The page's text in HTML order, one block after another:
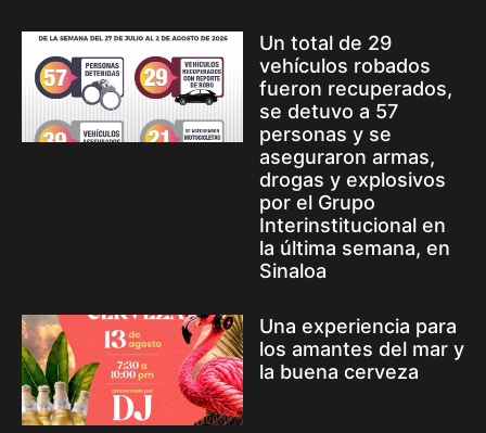
Un total de 29
vehículos robados
fueron recuperados,
se detuvo a 57
personas y se
aseguraron armas,
drogas y explosivos
por el Grupo
Interinstitucional en
la última semana, en
Sinaloa
Una experiencia para
los amantes del mar y
la buena cerveza